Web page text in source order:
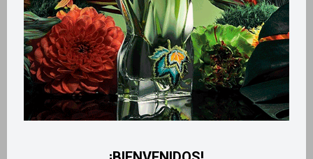
Productos que te pueden interesar